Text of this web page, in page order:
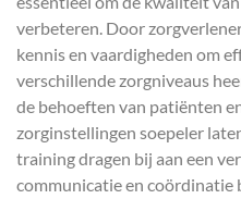
verbeteren. Door
kennis en vaardigheden om
verschillende zorgniveaus
de behoeften van patiënten
zorginstellingen soepeler
training dragen bij aan een
communicatie en coördinatie